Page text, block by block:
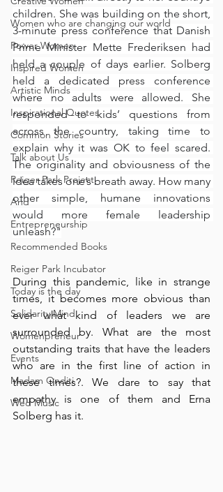
Women who are changing our world
Power Women
Inspired Women
Artistic Minds
Inspirational Quotes
Common Stories
Talk about Us
Reiger Park Project
And
Entrepreneurship
Recommended Books
Reiger Park Incubator
Today is the day
Solidarity Mind
Womenpreneur
Events
Madam Onditi
Wed Music
children. She was building on the short,
3-minute press conference that Danish
Prime Minister Mette Frederiksen had
held a couple of days earlier. Solberg
held a dedicated press conference
where no adults were allowed. She
responded to kids’ questions from
across the country, taking time to
explain why it was OK to feel scared.
The originality and obviousness of the
idea takes one’s breath away. How many
other simple, humane innovations
would more female leadership
unleash?"
During this pandemic, like in strange
times, it becomes more obvious than
ever what kind of leaders we are
surrounded by. What are the most
outstanding traits that have the leaders
who are in the first line of action in
these times?. We dare to say that
empathy is one of them and Erna
Solberg has it.